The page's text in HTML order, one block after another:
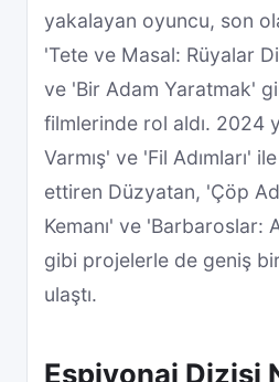
yakalayan oyuncu, son
'Tete ve Masal: Rüyalar
ve 'Bir Adam Yaratmak'
filmlerinde rol aldı. 2024
Varmış' ve 'Fil Adımları'
ettiren Düzyatan, 'Çöp
Kemanı' ve 'Barbaroslar:
gibi projelerle de geniş
ulaştı.
Espiyonaj Dizisi